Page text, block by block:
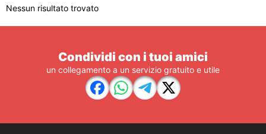
Nessun risultato trovato
Condividi con i tuoi amici
un collegamento a un servizio gratuito e utile